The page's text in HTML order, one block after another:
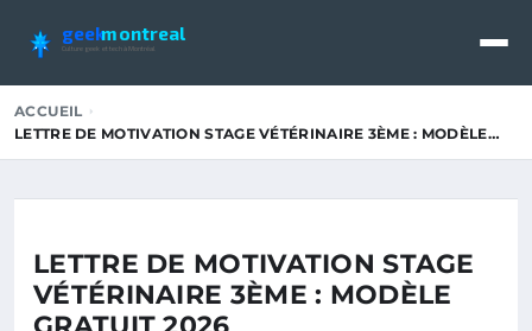
geekmontreal
Culture geek et tech à Montréal
ACCUEIL
LETTRE DE MOTIVATION STAGE VÉTÉRINAIRE 3ÈME : MODÈLE…
LETTRE DE MOTIVATION STAGE
VÉTÉRINAIRE 3ÈME : MODÈLE